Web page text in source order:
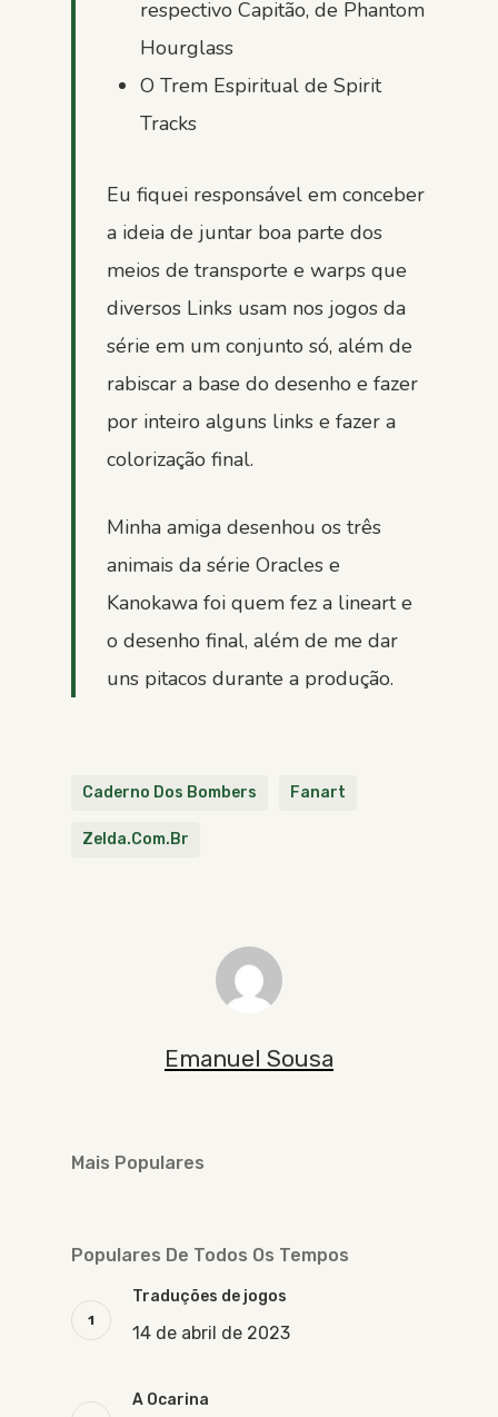
respectivo Capitão, de Phantom
Hourglass
O Trem Espiritual de Spirit
Tracks
Eu fiquei responsável em conceber
a ideia de juntar boa parte dos
meios de transporte e warps que
diversos Links usam nos jogos da
série em um conjunto só, além de
rabiscar a base do desenho e fazer
por inteiro alguns links e fazer a
colorização final.
Minha amiga desenhou os três
animais da série Oracles e
Kanokawa foi quem fez a lineart e
o desenho final, além de me dar
uns pitacos durante a produção.
Caderno Dos Bombers Fanart
Zelda.com.br
Emanuel Sousa
Mais Populares
Populares De Todos Os Tempos
Traduções de jogos
14 de abril de 2023
A Ocarina